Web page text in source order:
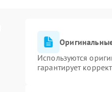
Используются
гарантирует